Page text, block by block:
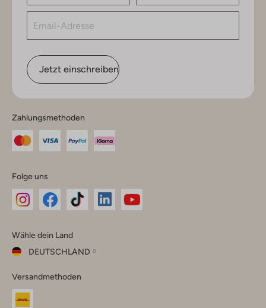
Jetzt einschreiben
Zahlungsmethoden
Folge uns
Instagram
Facebook
TikTok
Wähle dein Land
DEUTSCHLAND
dein
Land
Versandmethoden